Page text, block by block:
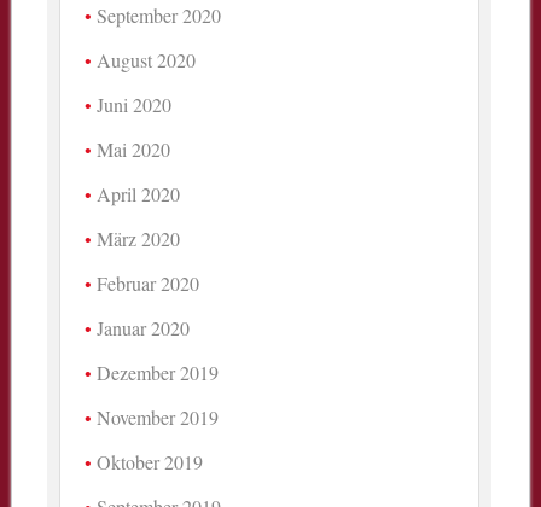
September 2020
August 2020
Juni 2020
Mai 2020
April 2020
März 2020
Februar 2020
Januar 2020
Dezember 2019
November 2019
Oktober 2019